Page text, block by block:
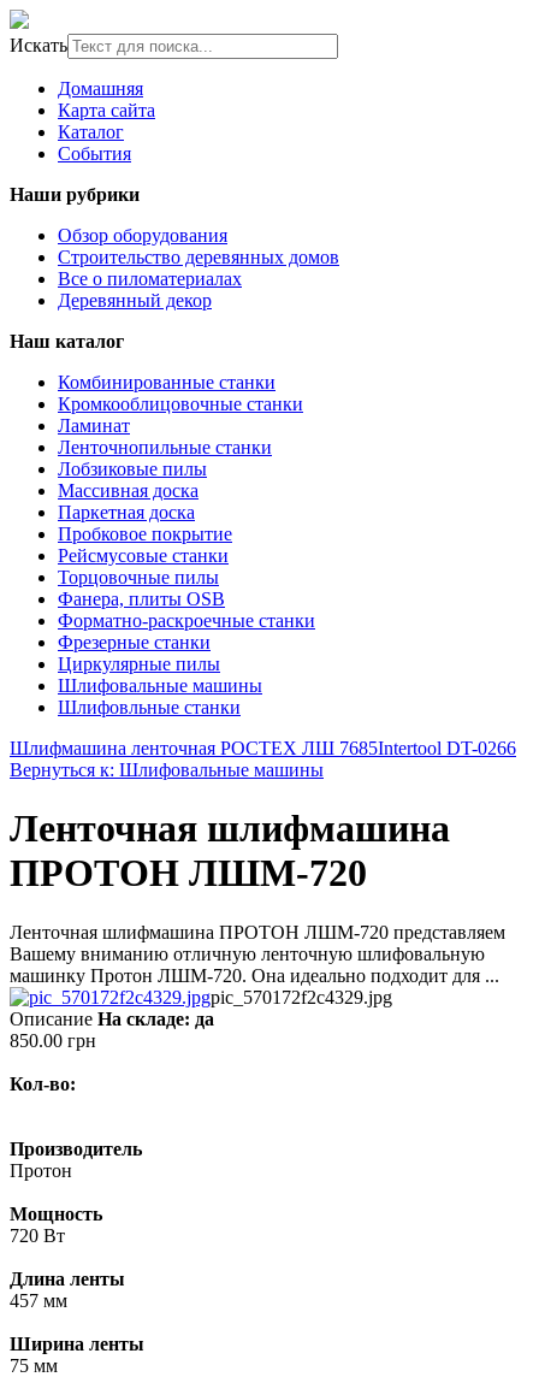
Искать
Домашняя
Карта сайта
Каталог
События
Наши рубрики
Обзор оборудования
Строительство деревянных домов
Все о пиломатериалах
Деревянный декор
Наш каталог
Комбинированные станки
Кромкооблицовочные станки
Ламинат
Ленточнопильные станки
Лобзиковые пилы
Массивная доска
Паркетная доска
Пробковое покрытие
Рейсмусовые станки
Торцовочные пилы
Фанера, плиты OSB
Форматно-раскроечные станки
Фрезерные станки
Циркулярные пилы
Шлифовальные машины
Шлифовльные станки
Шлифмашина ленточная РОСТЕХ ЛШ 7685Intertool DT-0266
Вернуться к: Шлифовальные машины
Ленточная шлифмашина
ПРОТОН ЛШМ-720
Ленточная шлифмашина ПРОТОН ЛШМ-720 представляем
Вашему вниманию отличную ленточную шлифовальную
машинку Протон ЛШМ-720. Она идеально подходит для ...
pic_570172f2c4329.jpg
Описание На складе: да
850.00 грн
Кол-во:
Производитель
Протон
Мощность
720 Вт
Длина ленты
457 мм
Ширина ленты
75 мм